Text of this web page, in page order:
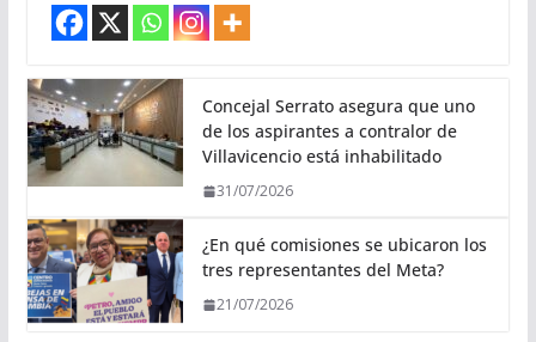
Concejal Serrato asegura que uno
de los aspirantes a contralor de
Villavicencio está inhabilitado
31/07/2026
¿En qué comisiones se ubicaron los
tres representantes del Meta?
21/07/2026